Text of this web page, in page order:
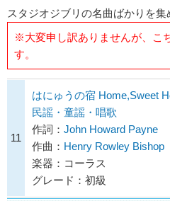
スタジオジブリの名曲ばかりを集
※大変申し訳ありませんが、こ
す。
11
はにゅうの宿 Home,Sweet
民謡・童謡・唱歌
作詞： John Howard Payne
作曲： Henry Rowley Bishop
楽器：コーラス
グレード：初級